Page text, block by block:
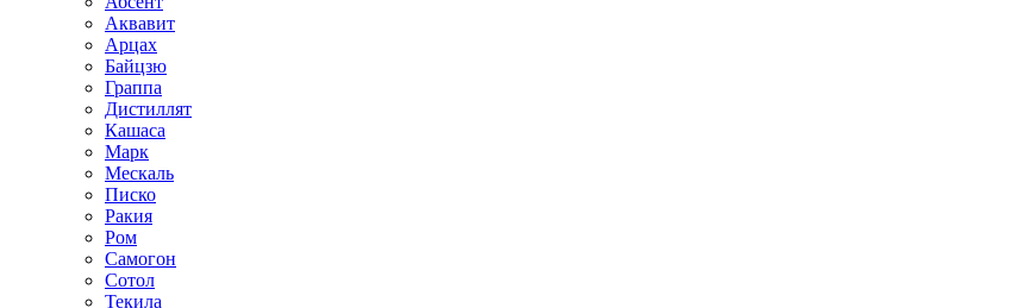
Аквавит
Арцах
Байцзю
Граппа
Дистиллят
Кашаса
Марк
Мескаль
Писко
Ракия
Ром
Самогон
Сотол
Текила